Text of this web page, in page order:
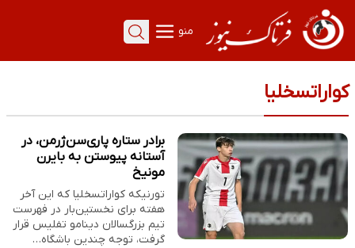
منو
کواراتسخلیا
برادر ستاره پاری‌سن‌ژرمن، در
آستانه پیوستن به بایرن
مونیخ
تورنیکه کواراتسخلیا که این آخر
هفته برای نخستین‌بار در فهرست
تیم بزرگسالان دینامو تفلیس قرار
گرفت، توجه چندین باشگاه…